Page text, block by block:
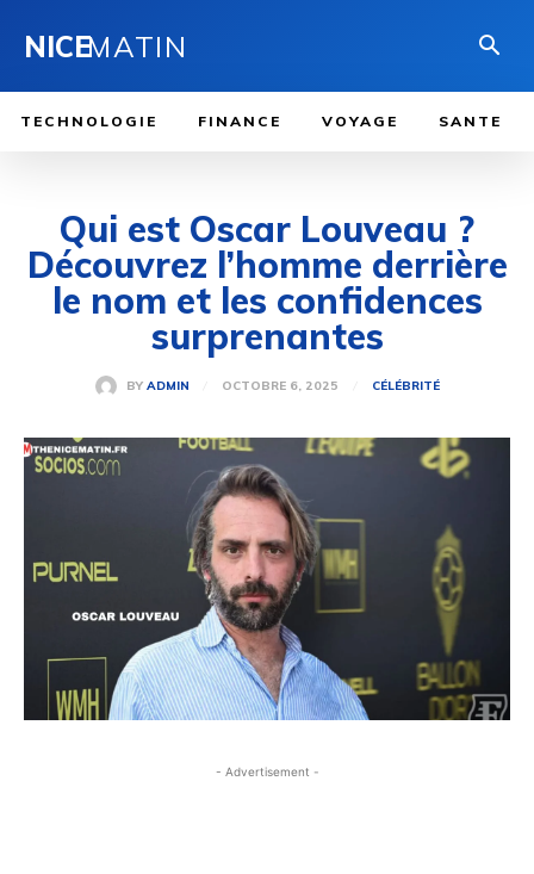
NICEMATIN
TECHNOLOGIE FINANCE VOYAGE SANTE
Qui est Oscar Louveau ?
Découvrez l’homme derrière
le nom et les confidences
surprenantes
BY ADMIN OCTOBRE 6, 2025 CÉLÉBRITÉ
- Advertisement -